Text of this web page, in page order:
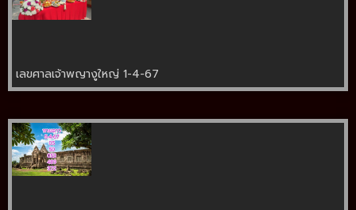
เลขศาลเจ้าพญางูใหญ่ 1-4-67